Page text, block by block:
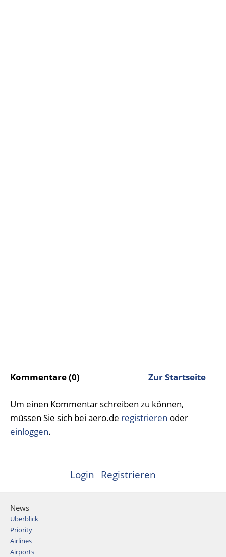
Kommentare (0) Zur Startseite
Um einen Kommentar schreiben zu können,
müssen Sie sich bei aero.de registrieren oder
einloggen.
Login Registrieren
News
Überblick
Priority
Airlines
Airports